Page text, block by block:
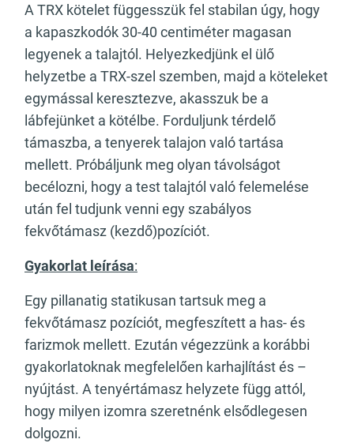
A TRX kötelet függesszük fel stabilan úgy, hogy
a kapaszkodók 30-40 centiméter magasan
legyenek a talajtól. Helyezkedjünk el ülő
helyzetbe a TRX-szel szemben, majd a köteleket
egymással keresztezve, akasszuk be a
lábfejünket a kötélbe. Forduljunk térdelő
támaszba, a tenyerek talajon való tartása
mellett. Próbáljunk meg olyan távolságot
becélozni, hogy a test talajtól való felemelése
után fel tudjunk venni egy szabályos
fekvőtámasz (kezdő)pozíciót.
Gyakorlat leírása:
Egy pillanatig statikusan tartsuk meg a
fekvőtámasz pozíciót, megfeszített a has- és
farizmok mellett. Ezután végezzünk a korábbi
gyakorlatoknak megfelelően karhajlítást és –
nyújtást. A tenyértámasz helyzete függ attól,
hogy milyen izomra szeretnénk elsődlegesen
dolgozni.